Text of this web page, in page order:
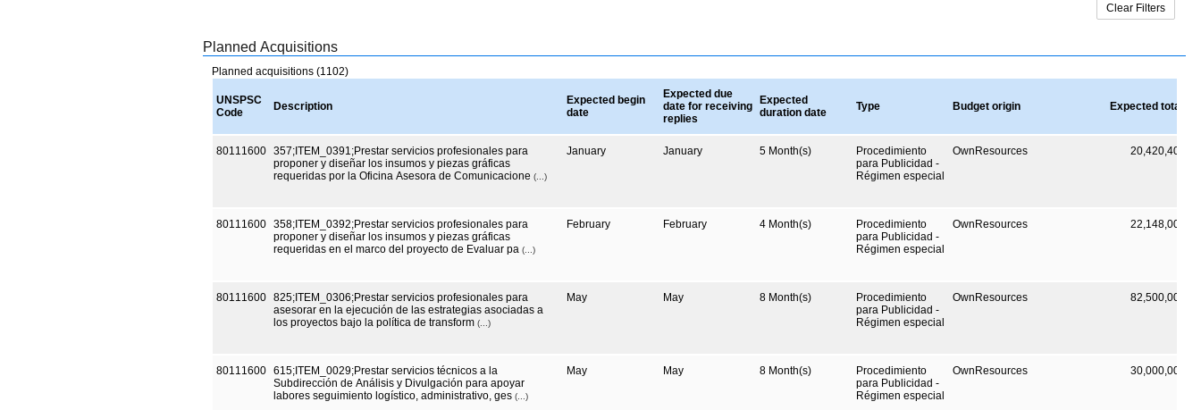
Planned Acquisitions
Planned acquisitions (1102)
UNSPSC
Code
Description
Expected begin
date
Expected due
date for receiving
replies
Expected
duration date
Type Budget origin Expected total
80111600 357;ITEM_0391;Prestar servicios profesionales para
proponer y diseñar los insumos y piezas gráficas
requeridas por la Oficina Asesora de Comunicacione (...)
January January 5 Month(s)
Procedimiento
para Publicidad -
Régimen especial
OwnResources 20,420,400
80111600 358;ITEM_0392;Prestar servicios profesionales para
proponer y diseñar los insumos y piezas gráficas
requeridas en el marco del proyecto de Evaluar pa (...)
February February 4 Month(s)
Procedimiento
para Publicidad -
Régimen especial
OwnResources 22,148,000
80111600 825;ITEM_0306;Prestar servicios profesionales para
asesorar en la ejecución de las estrategias asociadas a
los proyectos bajo la política de transform (...)
May May 8 Month(s)
Procedimiento
para Publicidad -
Régimen especial
OwnResources 82,500,000
80111600 615;ITEM_0029;Prestar servicios técnicos a la
Subdirección de Análisis y Divulgación para apoyar
labores seguimiento logístico, administrativo, ges (...)
May May 8 Month(s)
Procedimiento
para Publicidad -
Régimen especial
OwnResources 30,000,000